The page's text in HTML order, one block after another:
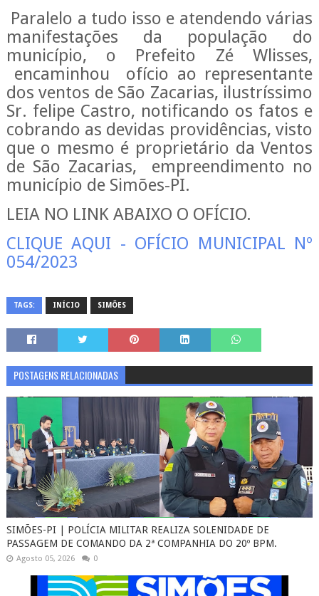
Paralelo a tudo isso e atendendo várias
manifestações da população do
município, o Prefeito Zé Wlisses,
encaminhou
ofício ao representante
dos ventos de São Zacarias, ilustríssimo
Sr. felipe Castro, notificando os fatos e
cobrando as devidas providências, visto
que o mesmo é proprietário da Ventos
de São Zacarias, empreendimento no
município de Simões-PI.
LEIA NO LINK ABAIXO O OFÍCIO.
CLIQUE AQUI - OFÍCIO MUNICIPAL Nº
054/2023
TAGS: INÍCIO SIMÕES
POSTAGENS RELACIONADAS
SIMÕES-PI | POLÍCIA MILITAR REALIZA SOLENIDADE DE
PASSAGEM DE COMANDO DA 2ª COMPANHIA DO 20º BPM.
Agosto 05, 2026 0